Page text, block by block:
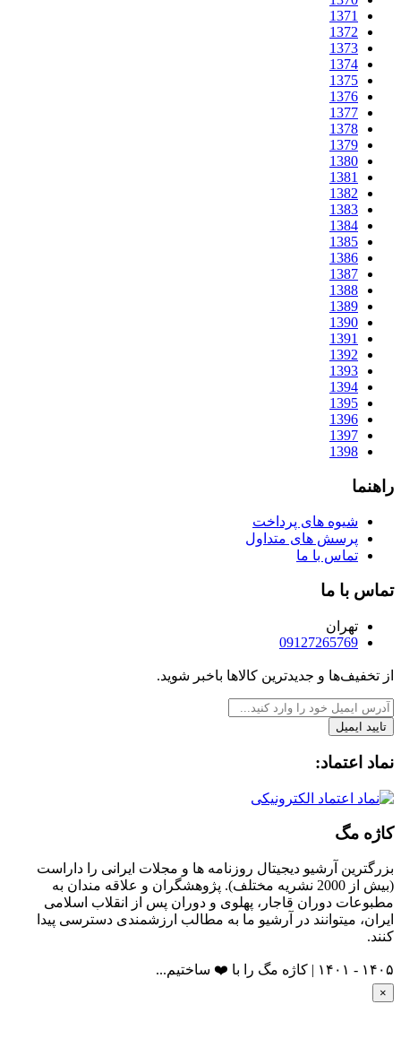
1371
1372
1373
1374
1375
1376
1377
1378
1379
1380
1381
1382
1383
1384
1385
1386
1387
1388
1389
1390
1391
1392
1393
1394
1395
1396
1397
1398
راهنما
شیوه های پرداخت
پرسش های متداول
تماس با ما
تماس با ما
تهران
09127265769
از تخفیف‌ها و جدیدترین‌ کالاها باخبر شوید.
تایید ایمیل
نماد اعتماد:
کاژه مگ
بزرگترین آرشیو دیجیتال روزنامه ها و مجلات ایرانی را داراست
(بیش از 2000 نشریه مختلف). پژوهشگران و علاقه مندان به
مطبوعات دوران قاجار، پهلوی و دوران پس از انقلاب اسلامی
ایران، میتوانند در آرشیو ما به مطالب ارزشمندی دسترسی پیدا
کنند.
۱۴۰۵ - ۱۴۰۱ | کاژه مگ را با ❤️ ساختیم...
×